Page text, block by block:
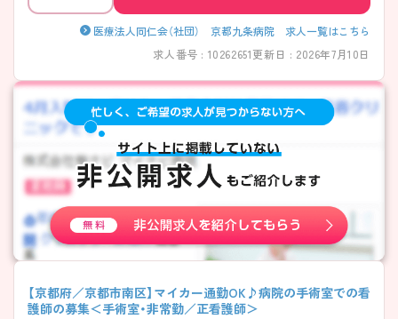
医療法人同仁会（社団） 京都九条病院 求人一覧はこちら
求人番号 : 10262651更新日 : 2026年7月10日
【京都府／京都市南区】マイカー通勤OK♪病院の手術室での看
護師の募集＜手術室・非常勤／正看護師＞